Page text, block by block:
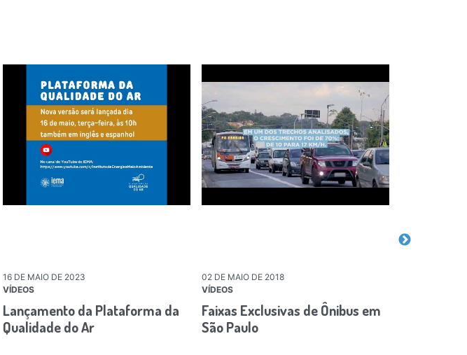
16 DE MAIO DE 2023
VÍDEOS
Lançamento da Plataforma da
Qualidade do Ar
02 DE MAIO DE 2018
VÍDEOS
Faixas Exclusivas de Ônibus em
São Paulo